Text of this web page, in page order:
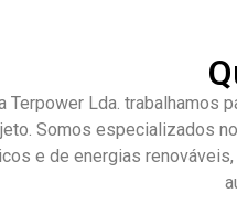
Terpower Lda. trabalhamos
Somos especializados
e de energias